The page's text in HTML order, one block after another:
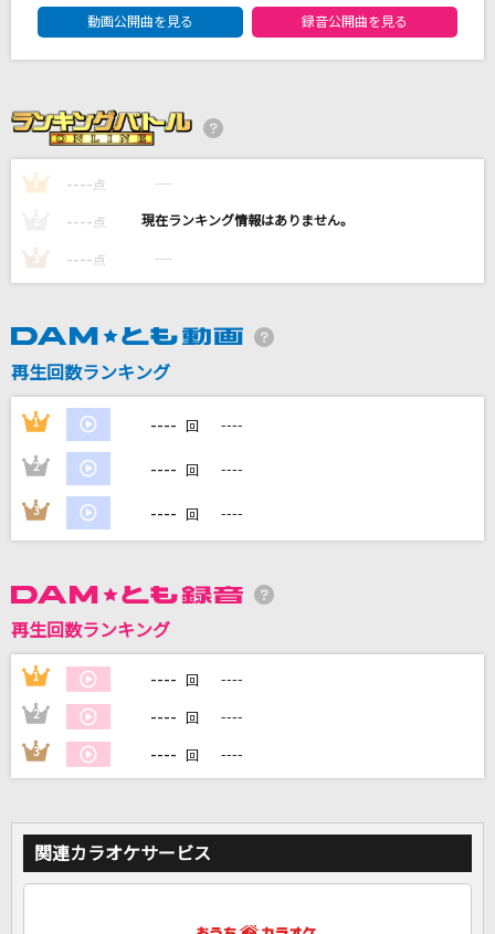
女の夜汽車
大江裕
crossing field
[名演]冬のうた 「名演ピアノ 美野 春樹」
君にこの声が 届きますように
[生音]ランデヴー
シャイトープ
DAMの新曲・ランキングなど
DAMに会員登録・ログインして
カラオケをもっと楽しもう！
動画公開曲を見る 録音公開曲を見る
1 ---- 点 ----
---- 点 ----
3 ---- 点 ----
再生回数ランキング
1 ---- 回 ----
2 ---- 回 ----
3 ---- 回 ----
再生回数ランキング
1 ---- 回 ----
2 ---- 回 ----
3 ---- 回 ----
関連カラオケサービス